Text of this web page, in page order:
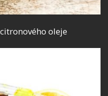
oleje